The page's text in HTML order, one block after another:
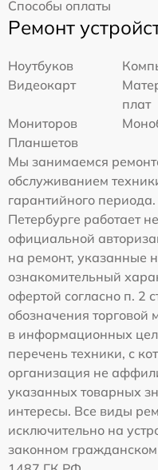
Способы оплаты
Ремонт
Ноутбуков
Видеокарт
плат
Мониторов
Планшетов
Мы занимаемся
обслуживанием
гарантийного
Петербурге работает
официальной
на ремонт, указанные
ознакомительный
офертой согласно п. 2
обозначения торговой
в информационных
перечень техники, с
организация не
указанных товарных
интересы. Все виды
исключительно на
законном гражданском